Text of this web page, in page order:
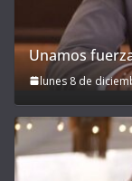
Unamos
lunes 8 de